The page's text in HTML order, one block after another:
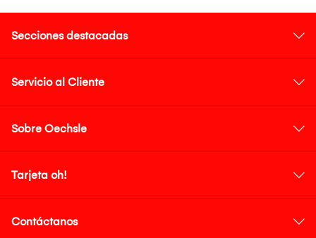
Secciones destacadas
Servicio al Cliente
Sobre Oechsle
Tarjeta oh!
Contáctanos